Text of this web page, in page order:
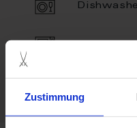
Zustimmung
Porcelain